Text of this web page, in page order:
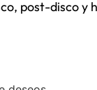
post-disco y